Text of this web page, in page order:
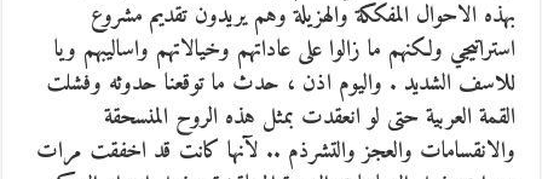
بهذه الاحوال المفككة والهزيلة وهم يريدون تقديم مشروع
استراتيجي ولكنهم ما زالوا على عاداتهم وخيالاتهم واساليبهم ويا
للاسف الشديد . واليوم اذن ، حدث ما توقعنا حدوثه وفشلت
القمة العربية حتى لو انعقدت بمثل هذه الروح المنسحقة
والانقسامات والعجز والتشرذم .. لآنها كانت قد اخفقت مرات